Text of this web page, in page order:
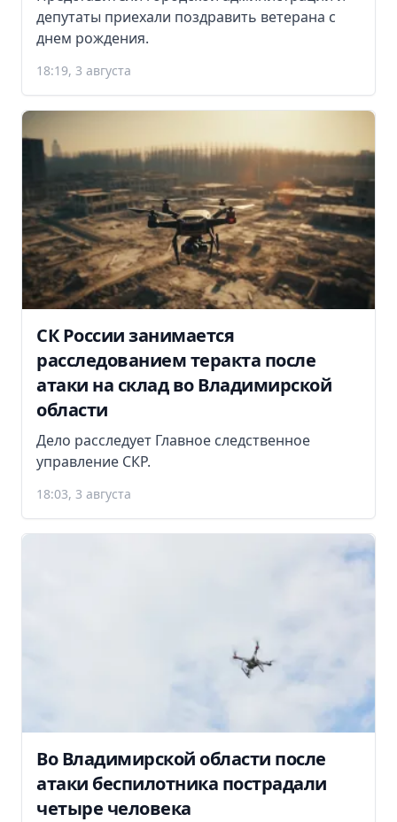
депутаты приехали поздравить ветерана с
днем рождения.
18:19, 3 августа
СК России занимается
расследованием теракта после
атаки на склад во Владимирской
области
Дело расследует Главное следственное
управление СКР.
18:03, 3 августа
Во Владимирской области после
атаки беспилотника пострадали
четыре человека